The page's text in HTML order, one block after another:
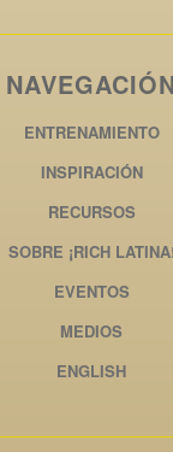
ENTRENAMIENTO
INSPIRACIÓN
RECURSOS
SOBRE ¡RICH LATINA!
EVENTOS
MEDIOS
ENGLISH